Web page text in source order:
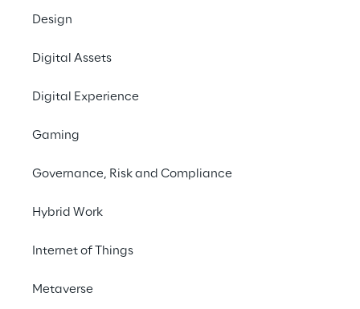
Design
Digital Assets
Digital Experience
Gaming
Governance, Risk and Compliance
Hybrid Work
Internet of Things
Metaverse
O desafio da integração
La oferta de AWS